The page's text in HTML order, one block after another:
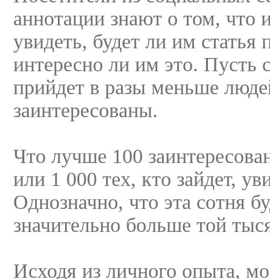
аннотации знают о том, что
увидеть, будет ли им статья
интересно ли им это.
прийдет в разы меньше
заинтересованы.
Что лучше 100
или 1 000 тех, кто зайдет,
Однозначно, что эта сотня
значительно больше той
Исходя из личного опыта,